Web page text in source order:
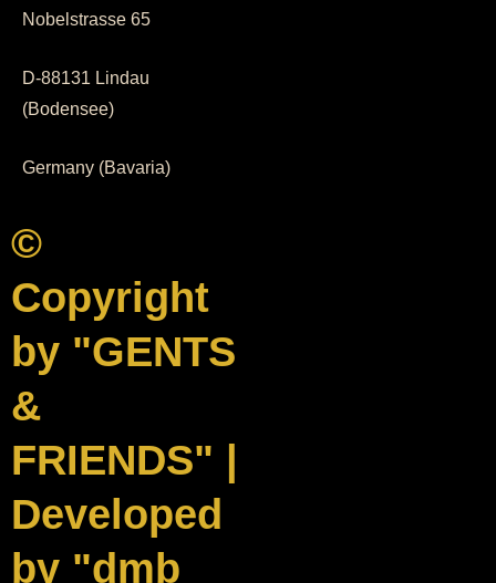
Nobelstrasse 65
D-88131 Lindau
(Bodensee)
Germany (Bavaria)
©
Copyright
by "GENTS
&
FRIENDS" |
Developed
by "dmb